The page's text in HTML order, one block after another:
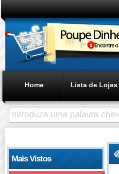
Home Lista de Lojas
Mais Vistos